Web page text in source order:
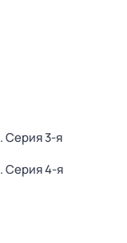
. Серия 3-я
. Серия 4-я